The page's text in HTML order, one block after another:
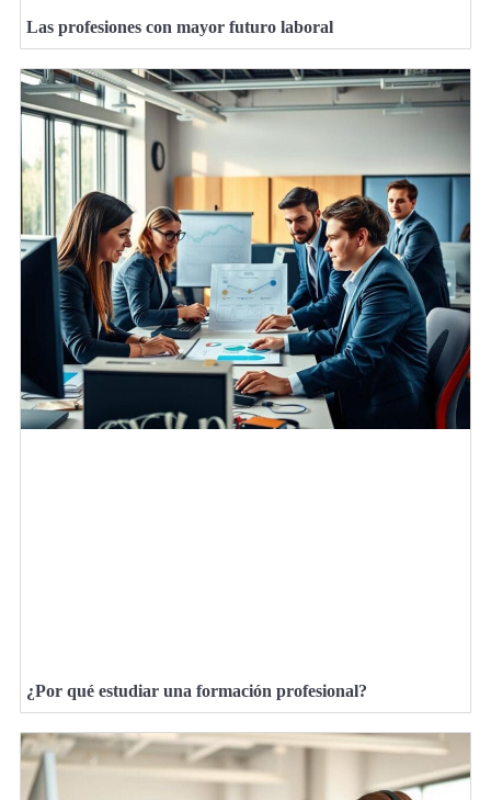
Las profesiones con mayor futuro laboral
¿Por qué estudiar una formación profesional?